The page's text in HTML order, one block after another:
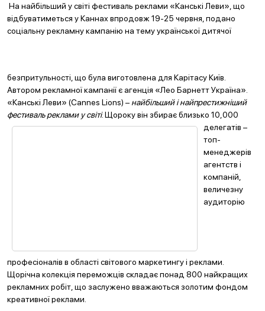
На найбільший у світі фестиваль реклами «Канські Леви», що
відбуватиметься у Каннах впродовж 19-25 червня, подано
соціальну рекламну кампанію на тему української дитячої
безпритульності, що була виготовлена для Карітасу Київ.
Автором рекламної кампанії є агенція «Лео Барнетт Україна».
«Канські Леви» (Cannes Lions) – найбільший і найпрестижніший
фестиваль реклами у світі. Щороку він збирає близько 10,000
делегатів –
топ-
менеджерів
агентств і
компаній,
величезну
аудиторію
професіоналів в області світового маркетингу і реклами.
Щорічна колекція переможців складає понад 800 найкращих
рекламних робіт, що заслужено вважаються золотим фондом
креативної реклами.